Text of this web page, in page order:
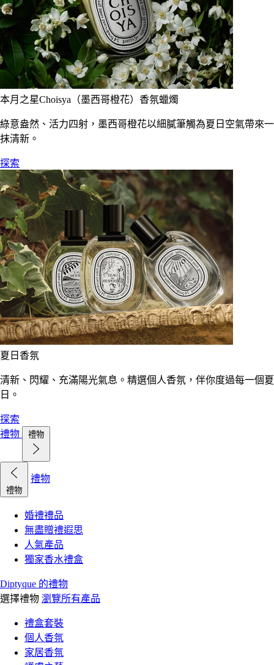
本月之星Choisya（墨西哥橙花）香氛蠟燭
綠意盎然、活力四射，墨西哥橙花以細膩筆觸為夏日空氣帶來一
抹清新。
探索
夏日香氛
清新、閃耀、充滿陽光氣息。精選個人香氛，伴你度過每一個夏
日。
探索
禮物
禮物
禮物
禮物
婚禮禮品
無盡贈禮遐思
人氣產品
獨家香水禮盒
Diptyque 的禮物
選擇禮物 瀏覽所有產品
禮盒套裝
個人香氛
家居香氛